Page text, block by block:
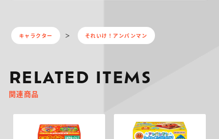
キャラクター それいけ！アンパンマン
RELATED ITEMS
関連商品